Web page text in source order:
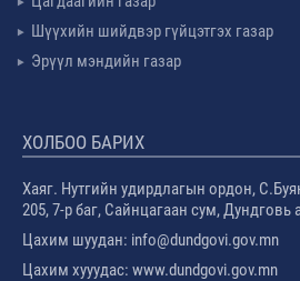
Шүүхийн шийдвэр гүйцэтгэх газар
Эрүүл мэндийн газар
ХОЛБОО БАРИХ
Хаяг. Нутгийн удирдлагын ордон,
205, 7-р баг, Сайнцагаан сум, Дундговь
Цахим шуудан: info@dundgovi.gov.mn
Цахим хууудас: www.dundgovi.gov.mn